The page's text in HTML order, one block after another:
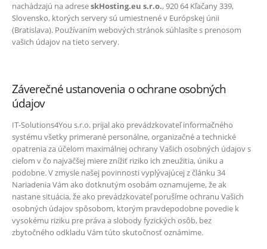
nachádzajú na adreseskHosting.eu s.r.o., 920 64 Kľačany 339,
Slovensko, ktorých servery sú umiestnené v Európskej únii
(Bratislava). Používaním webových stránok súhlasíte s prenosom
vašich údajov na tieto servery.
Záverečné ustanovenia o ochrane osobných
údajov
IT-Solutions4You s.r.o. prijal ako prevádzkovateľ informačného
systému všetky primerané personálne, organizačné a technické
opatrenia za účelom maximálnej ochrany Vašich osobných údajov s
cieľom v čo najväčšej miere znížiť riziko ich zneužitia, úniku a
podobne. V zmysle našej povinnosti vyplývajúcej z článku 34
Nariadenia Vám ako dotknutým osobám oznamujeme, že ak
nastane situácia, že ako prevádzkovateľ porušíme ochranu Vašich
osobných údajov spôsobom, ktorým pravdepodobne povedie k
vysokému riziku pre práva a slobody fyzických osôb, bez
zbytočného odkladu Vám túto skutočnosť oznámime.